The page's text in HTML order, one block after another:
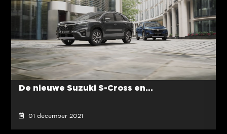
De nieuwe Suzuki S-Cross en...
01 december 2021